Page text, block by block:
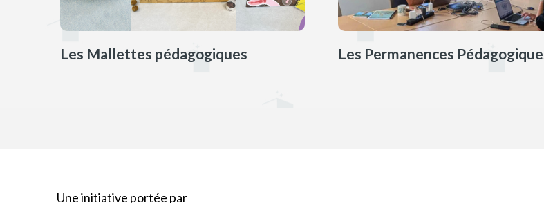
Les Mallettes pédagogiques Les Permanences
Une initiative portée par